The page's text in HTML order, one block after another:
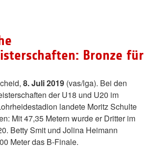
Bronze für
8. Juli 2019 (vas/lga). Bei den
der U18 und U20 im
landete Moritz Schulte
Mit 47,35 Metern wurde er Dritter im
Betty Smit und Jolina Heimann
Meter das B-Finale.